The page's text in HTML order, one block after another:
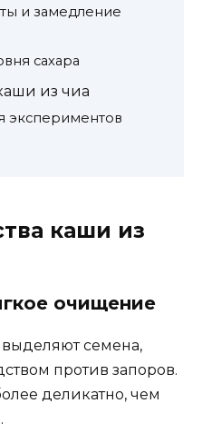
и замедление
сахара
из чиа
экспериментов
каши из
очищение
выделяют семена,
против запоров.
деликатно, чем